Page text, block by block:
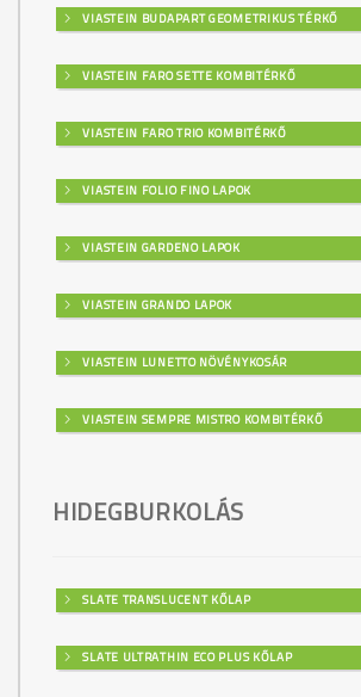
VIASTEIN BUDAPART GEOMETRIKUS TÉRKŐ
VIASTEIN FARO SETTE KOMBITÉRKŐ
VIASTEIN FARO TRIO KOMBITÉRKŐ
VIASTEIN FOLIO FINO LAPOK
VIASTEIN GARDENO LAPOK
VIASTEIN GRANDO LAPOK
VIASTEIN LUNETTO NÖVÉNYKOSÁR
VIASTEIN SEMPRE MISTRO KOMBITÉRKŐ
HIDEGBURKOLÁS
SLATE TRANSLUCENT KŐLAP
SLATE ULTRATHIN ECO PLUS KŐLAP